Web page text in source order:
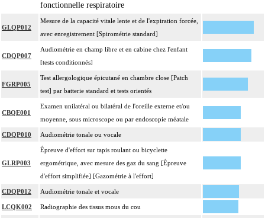
fonctionnelle respiratoire
GLQP012
Mesure de la capacité vitale lente et de l'expiration forcée,
avec enregistrement [Spirométrie standard]
CDQP007
Audiométrie en champ libre et en cabine chez l'enfant
[tests conditionnés]
FGRP005
Test allergologique épicutané en chambre close [Patch
test] par batterie standard et tests orientés
CBQE001
Examen unilatéral ou bilatéral de l'oreille externe et/ou
moyenne, sous microscope ou par endoscopie méatale
CDQP010 Audiométrie tonale ou vocale
GLRP003
Épreuve d'effort sur tapis roulant ou bicyclette
ergométrique, avec mesure des gaz du sang [Épreuve
d'effort simplifiée] [Gazométrie à l'effort]
CDQP012 Audiométrie tonale et vocale
LCQK002 Radiographie des tissus mous du cou